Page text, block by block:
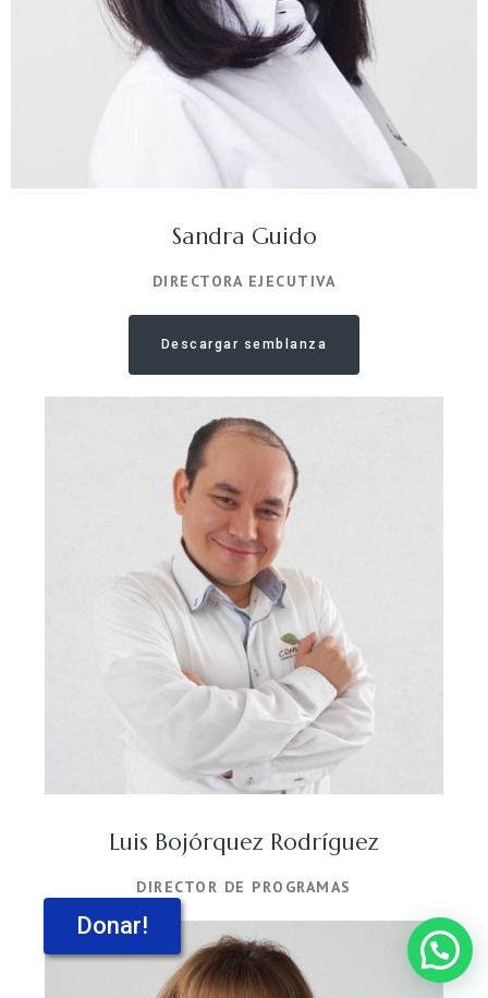
Donar!
Sandra Guido
DIRECTORA EJECUTIVA
Descargar semblanza
Luis Bojórquez Rodríguez
DIRECTOR DE PROGRAMAS